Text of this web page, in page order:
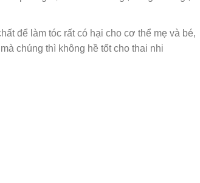
để làm tóc rất có hại cho cơ thể mẹ và bé,
chúng thì không hề tốt cho thai nhi